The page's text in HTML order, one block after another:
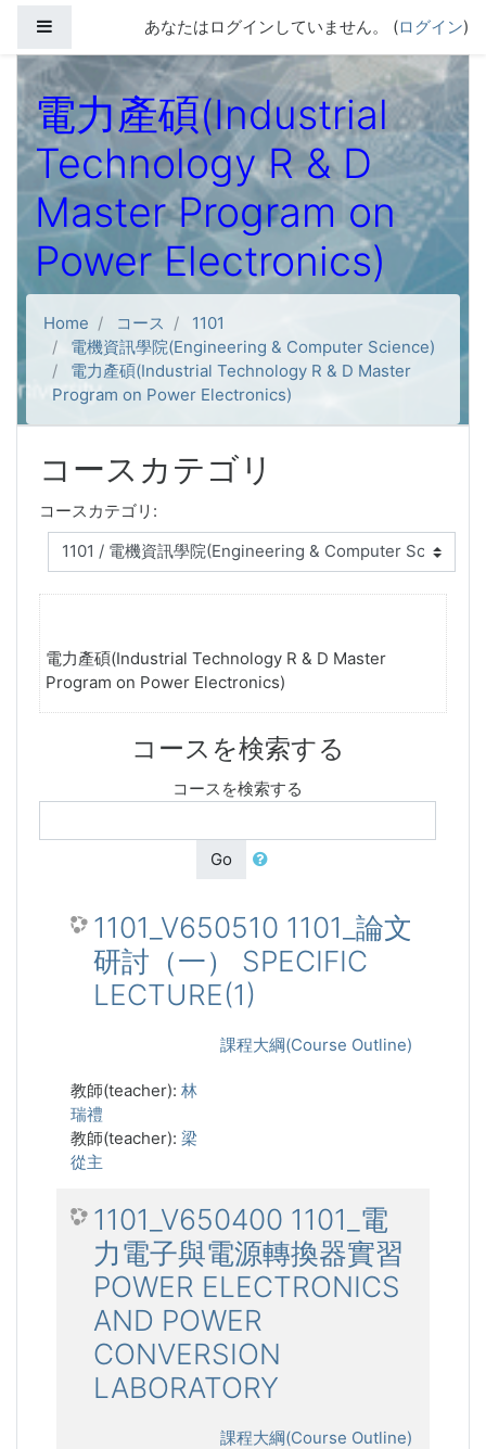
サイドパネルあなたはログインしていません。 (ログイン)
電力產碩(Industrial
Technology R & D
Master Program on
Power Electronics)
Home コース
1101
電機資訊學院(Engineering & Computer Science)
電力產碩(Industrial Technology R & D Master
Program on Power Electronics)
コースカテゴリ
コースカテゴリ:
電力產碩(Industrial Technology R & D Master
Program on Power Electronics)
コースを検索する
コースを検索する
Go
1101_V650510 1101_論文
研討（一） SPECIFIC
LECTURE(1)
課程大綱(Course Outline)
教師(teacher): 林
瑞禮
教師(teacher): 梁
從主
1101_V650400 1101_電
力電子與電源轉換器實習
POWER ELECTRONICS
AND POWER
CONVERSION
LABORATORY
課程大綱(Course Outline)